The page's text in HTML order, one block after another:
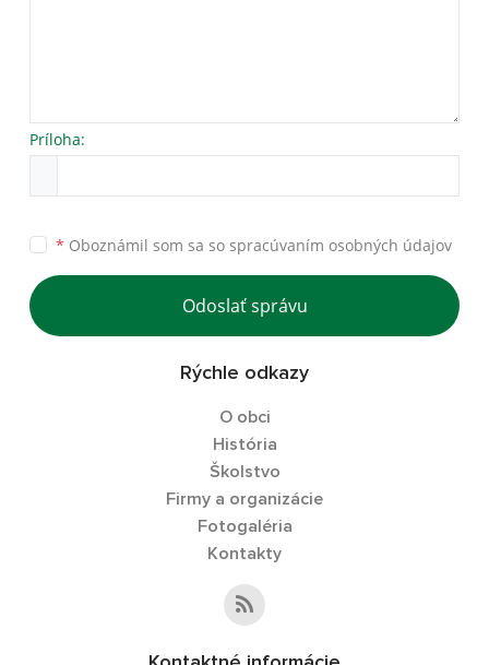
Príloha:
* Oboznámil som sa so spracúvaním osobných údajov
Odoslať správu
Rýchle odkazy
O obci
História
Školstvo
Firmy a organizácie
Fotogaléria
Kontakty